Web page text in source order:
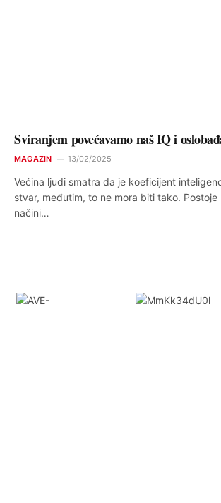
Sviranjem povećavamo naš IQ i
MAGAZIN 13/02/2025
Većina ljudi smatra da je koeficijent
stvar, međutim, to ne mora biti tako.
načini…